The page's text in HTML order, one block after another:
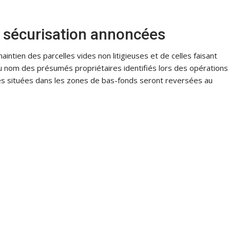
annoncées
des parcelles vides non litigieuses et de celles faisant
nom des présumés propriétaires identifiés lors des opérations
situées dans les zones de bas-fonds seront reversées au